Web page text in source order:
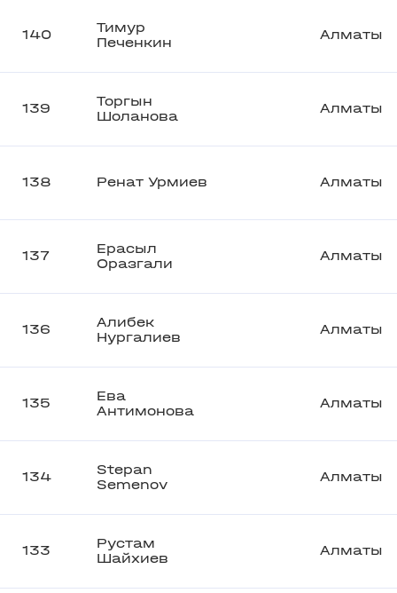
140
Тимур
Печенкин
Алматы
139
Торгын
Шоланова
Алматы
138 Ренат Урмиев Алматы
137
Ерасыл
Оразгали
Алматы
136
Алибек
Нургалиев
Алматы
135
Ева
Антимонова
Алматы
134
Stepan
Semenov
Алматы
133
Рустам
Шайхиев
Алматы